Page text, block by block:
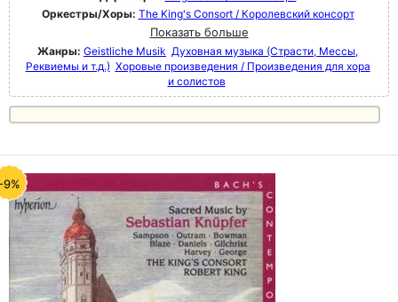
Оркестры/Хоры: The King's Consort / Королевский консорт
Показать больше
Жанры: Geistliche Musik Духовная музыка (Страсти, Мессы,
Реквиемы и т.д.) Хоровые произведения / Произведения для хора
и солистов
9%